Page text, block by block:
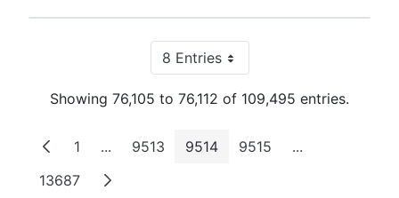
8 EntriesPer Page
Showing 76,105 to 76,112 of 109,495 entries.
Page
1 ...Intermediate Pages
Page
9513 Page
9514 Page
9515 ...Intermediate
Page
13687